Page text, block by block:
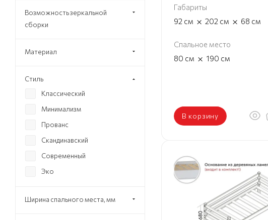
Габариты
92 см × 202 см × 68 см
Спальное место
80 см × 190 см
В корзину
Возможность зеркальной
сборки
Материал
Стиль
Классический
Минимализм
Прованс
Скандинавский
Современный
Эко
Ширина спального места, мм